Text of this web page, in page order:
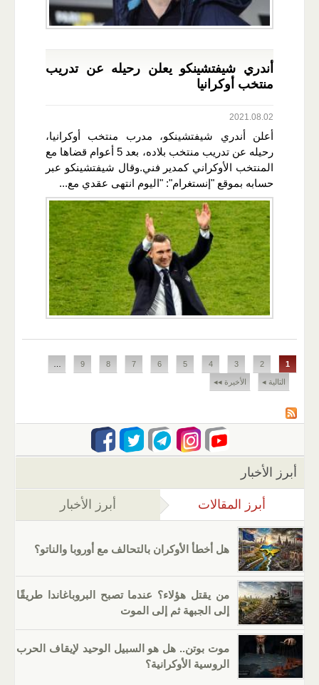
أندري شيفتشينكو يعلن رحيله عن تدريب
منتخب أوكرانيا
2021.08.02
أعلن أندري شيفتشينكو، مدرب منتخب أوكرانيا،
رحيله عن تدريب منتخب بلاده، بعد 5 أعوام قضاها مع
المنتخب الأوكراني كمدير فني.وقال شيفتشينكو عبر
حسابه بموقع "إنستغرام": "اليوم انتهى عقدي مع...
الصفحات
1
2
3
4
5
6
7
8
9
التالية ◂ الأخيرة ◂◂
أبرز الأخبار
أبرز المقالات (علامة التبويب النشطة)
أبرز الأخبار
هل أخطأ الأوكران بالتحالف مع أوروبا والناتو؟
من يقتل هؤلاء؟ عندما تصبح البروباغاندا طريقًا
إلى الجبهة ثم إلى الموت
موت بوتن.. هل هو السبيل الوحيد لإيقاف الحرب
الروسية الأوكرانية؟